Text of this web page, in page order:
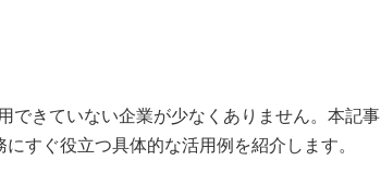
できていない企業が少なくありません。本記事
すぐ役立つ具体的な活用例を紹介します。